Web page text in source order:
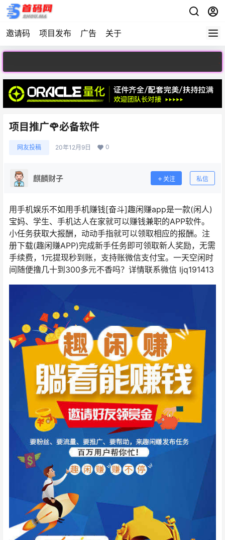
邀请码 项目发布 广告 关于
欢迎访
项目推广🌹必备软件
网友投稿 20年12月9日 0
麒麟财子 关注 私信
用手机娱乐不如用手机赚钱[奋斗]趣闲赚app是一款(闲人)
宝妈、学生、手机达人在家就可以赚钱兼职的APP软件。
小任务获取大报酬，动动手指就可以领取相应的报酬。注
册下载(趣闲赚APP)完成新手任务即可领取新人奖励，无需
手续费，1元提现秒到账，支持账微信支付宝。一天空闲时
间随便撸几十到300多元不香吗？详情联系微信 ljq191413